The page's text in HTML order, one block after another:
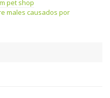
pet shop
males causados por